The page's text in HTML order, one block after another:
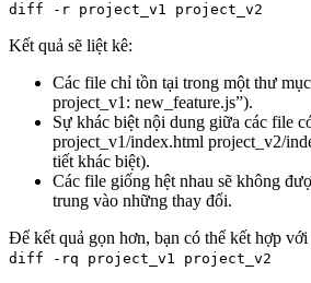
diff -r project_v1 project_v2
Kết quả sẽ liệt kê:
Các file chỉ tồn tại trong một thư
project_v1: new_feature.js”).
Sự khác biệt nội dung giữa các file
project_v1/index.html project_v2/
tiết khác biệt).
Các file giống hệt nhau sẽ không
trung vào những thay đổi.
Để kết quả gọn hơn, bạn có thể kết hợp
diff -rq project_v1 project_v2